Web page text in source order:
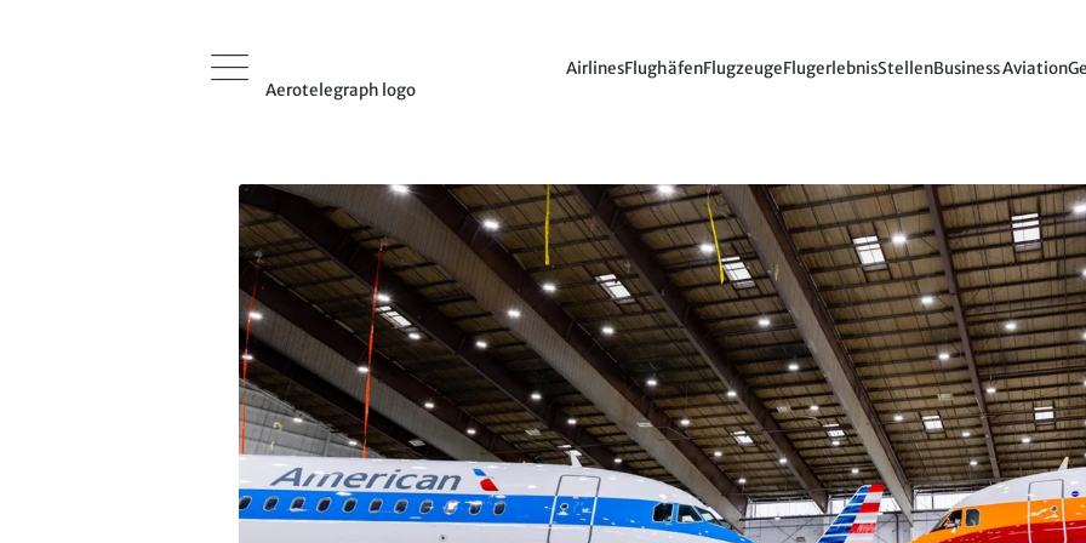
Aerotelegraph logo
AirlinesFlughäfenFlugzeugeFlugerlebnisStellenBusiness Aviation